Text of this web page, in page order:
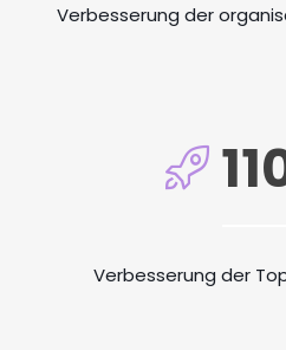
Verbesserung der
Verbesserung der